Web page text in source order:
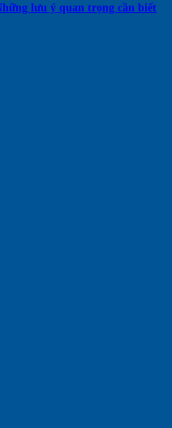
lưu ý quan trọng cần biết